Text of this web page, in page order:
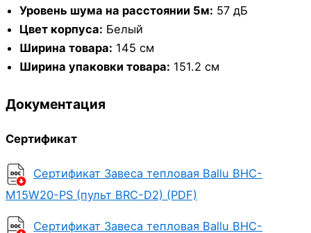
Уровень шума на расстоянии 5м: 57 дБ
Цвет корпуса: Белый
Ширина товара: 145 см
Ширина упаковки товара: 151.2 см
Документация
Сертификат
Сертификат Завеса тепловая Ballu BHC-
M15W20-PS (пульт BRC-D2) (PDF)
Сертификат Завеса тепловая Ballu BHC-